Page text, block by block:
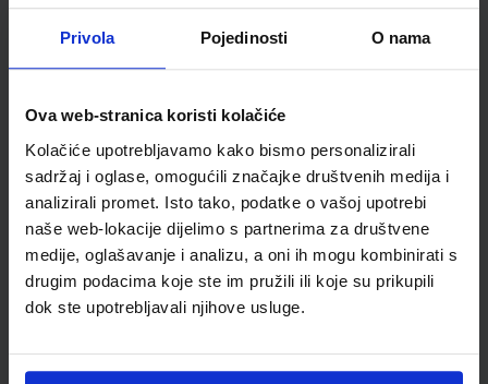
Privola Pojedinosti O nama
Ova web-stranica koristi kolačiće
Kolačiće upotrebljavamo kako bismo personalizirali
sadržaj i oglase, omogućili značajke društvenih medija i
analizirali promet. Isto tako, podatke o vašoj upotrebi
naše web-lokacije dijelimo s partnerima za društvene
medije, oglašavanje i analizu, a oni ih mogu kombinirati s
drugim podacima koje ste im pružili ili koje su prikupili
dok ste upotrebljavali njihove usluge.
Kordić Blanka Šimundić
Školski razred
30 3.RAZRED SŠ
Vrsta školske knjige
Vrsta škole
3 STRUKOVNA
Reg br min
6319